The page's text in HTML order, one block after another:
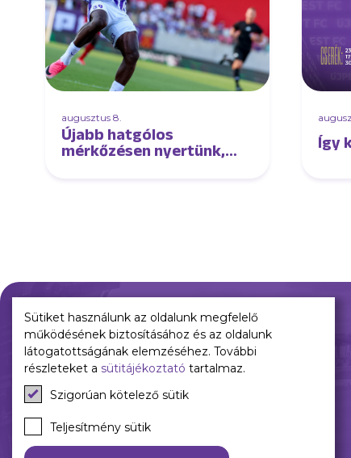
augusztus 8.
Újabb hatgólos
mérkőzésen nyertünk,
Így
Múltunk
Történelmünk
Jelenünk
Sütiket használunk az oldalunk megfelelő
működésének biztosításához és az oldalunk
látogatottságának elemzéséhez. További
részleteket a sütitájékoztató tartalmaz.
Szigorúan kötelező sütik
Teljesítmény sütik